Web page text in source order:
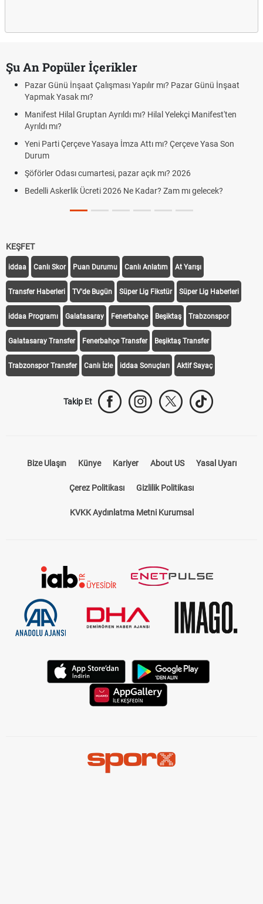
Şu An Popüler İçerikler
Pazar Günü İnşaat Çalışması Yapılır mı? Pazar Günü İnşaat
Yapmak Yasak mı?
Manifest Hilal Gruptan Ayrıldı mı? Hilal Yelekçi Manifest'ten
Ayrıldı mı?
Yeni Parti Çerçeve Yasaya İmza Attı mı? Çerçeve Yasa Son
Durum
Şöförler Odası cumartesi, pazar açık mı? 2026
Bedelli Askerlik Ücreti 2026 Ne Kadar? Zam mı gelecek?
KEŞFET
iddaa Canlı Skor Puan Durumu Canlı Anlatım At Yarışı
Transfer Haberleri TV'de Bugün Süper Lig Fikstür Süper Lig Haberleri
iddaa Programı Galatasaray Fenerbahçe Beşiktaş Trabzonspor
Galatasaray Transfer Fenerbahçe Transfer Beşiktaş Transfer
Trabzonspor Transfer Canlı İzle iddaa Sonuçları Aktif Sayaç
Takip Et
Bize Ulaşın Künye Kariyer About US Yasal Uyarı
Çerez Politikası Gizlilik Politikası
KVKK Aydınlatma Metni Kurumsal